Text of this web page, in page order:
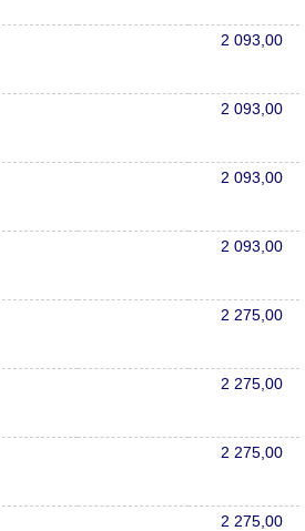
2 093,00
2 093,00
2 093,00
2 093,00
2 275,00
2 275,00
2 275,00
2 275,00